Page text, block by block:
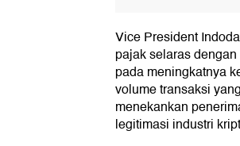
Vice President
pajak selaras
pada meningkatnya
volume transaksi
menekankan
legitimasi industri